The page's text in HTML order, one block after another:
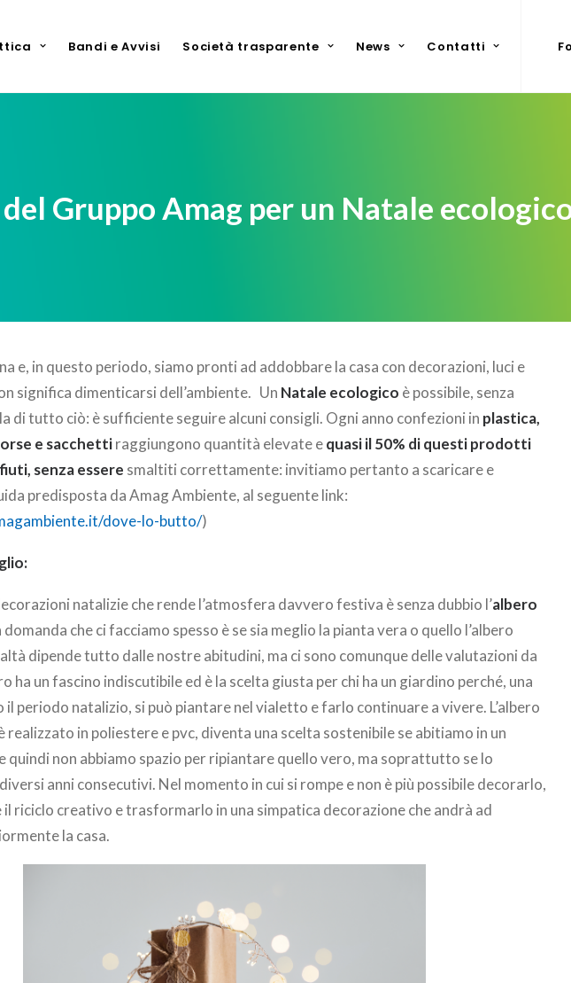
Bandi e Avvisi Società trasparente News Contatti
Gruppo Amag per un Natale
e, in questo periodo, siamo pronti ad addobbare la casa con decorazioni, luci e
significa dimenticarsi dell’ambiente. Un Natale ecologico è possibile, senza
di tutto ciò: è sufficiente seguire alcuni consigli. Ogni anno confezioni in plastica,
e sacchettiraggiungono quantità elevate equasi il 50% di questi prodotti
senza essere smaltiti correttamente: invitiamo pertanto a scaricare e
predisposta da Amag Ambiente, al seguente link:
dove-lo-butto/)
natalizie che rende l’atmosfera davvero festiva è senza dubbio l’albero
domanda che ci facciamo spesso è se sia meglio la pianta vera o quello l’albero
dipende tutto dalle nostre abitudini, ma ci sono comunque delle valutazioni da
ha un fascino indiscutibile ed è la scelta giusta per chi ha un giardino perché, una
periodo natalizio, si può piantare nel vialetto e farlo continuare a vivere. L’albero
realizzato in poliestere e pvc, diventa una scelta sostenibile se abitiamo in un
quindi non abbiamo spazio per ripiantare quello vero, ma soprattutto se lo
anni consecutivi. Nel momento in cui si rompe e non è più possibile decorarlo,
il riciclo creativo e trasformarlo in una simpatica decorazione che andrà ad
la casa.